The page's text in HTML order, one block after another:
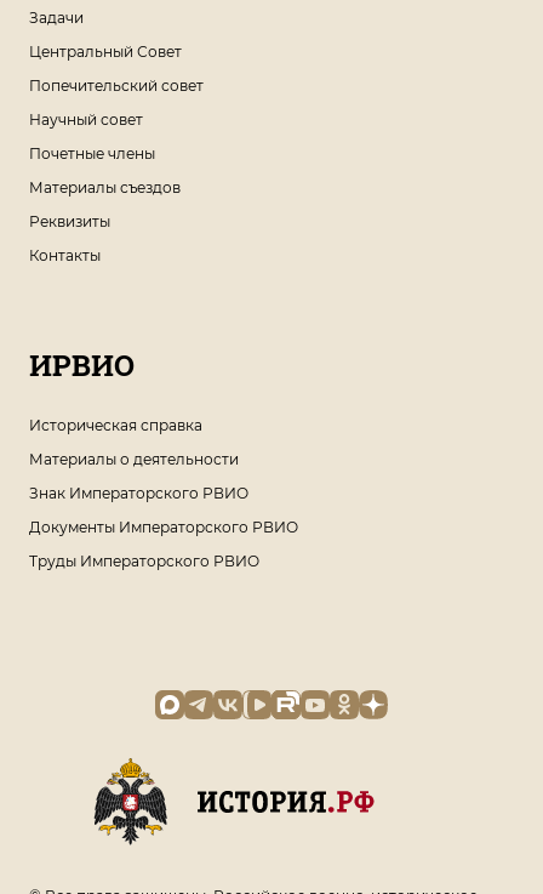
Задачи
Центральный Совет
Попечительский совет
Научный совет
Почетные члены
Материалы съездов
Реквизиты
Контакты
ИРВИО
Историческая справка
Материалы о деятельности
Знак Императорского РВИО
Документы Императорского РВИО
Труды Императорского РВИО